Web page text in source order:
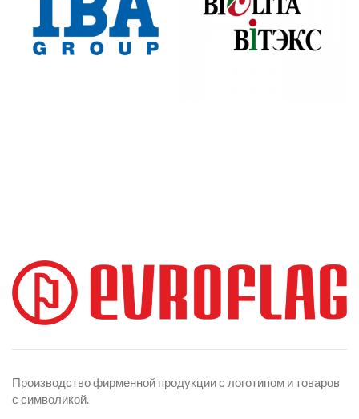
Производство фирменной продукции с логотипом и товаров
с символикой.